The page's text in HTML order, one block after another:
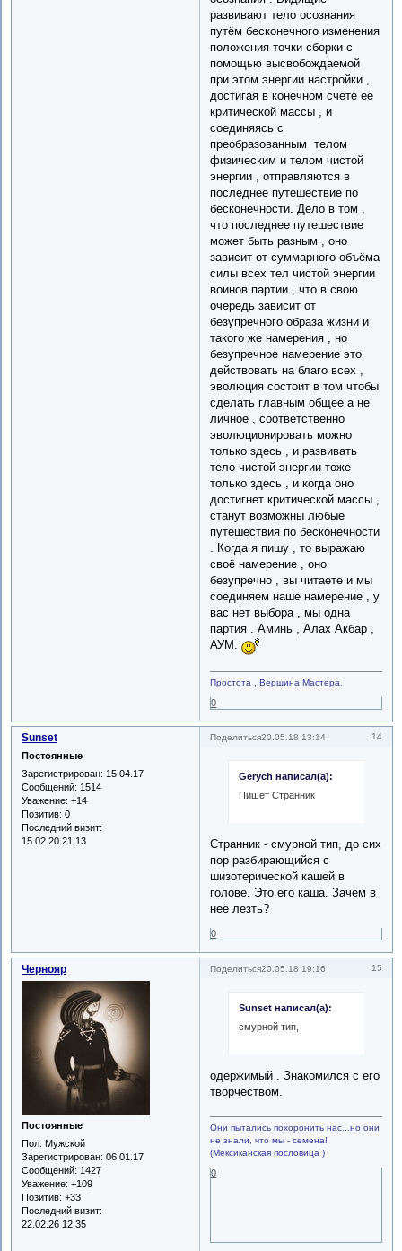
развивают тело осознания
путём бесконечного изменения
положения точки сборки с
помощью высвобождаемой
при этом энергии настройки ,
достигая в конечном счёте её
критической массы , и
соединяясь с
преобразованным телом
физическим и телом чистой
энергии , отправляются в
последнее путешествие по
бесконечности. Дело в том ,
что последнее путешествие
может быть разным , оно
зависит от суммарного объёма
силы всех тел чистой энергии
воинов партии , что в свою
очередь зависит от
безупречного образа жизни и
такого же намерения , но
безупречное намерение это
действовать на благо всех ,
эволюция состоит в том чтобы
сделать главным общее а не
личное , соответственно
эволюционировать можно
только здесь , и развивать
тело чистой энергии тоже
только здесь , и когда оно
достигнет критической массы ,
станут возможны любые
путешествия по бесконечности
. Когда я пишу , то выражаю
своё намерение , оно
безупречно , вы читаете и мы
соединяем наше намерение , у
вас нет выбора , мы одна
партия . Аминь , Алах Акбар ,
АУМ.
Простота , Вершина Мастера.
0
Поделиться 14
20.05.18 13:14
Sunset
Постоянные
Зарегистрирован: 15.04.17
Сообщений: 1514
Уважение: +14
Позитив: 0
Последний визит:
15.02.20 21:13
Gerych написал(а):
Пишет Странник
Странник - смурной тип, до сих
пор разбирающийся с
шизотерической кашей в
голове. Это его каша. Зачем в
неё лезть?
0
Поделиться 15
20.05.18 19:16
Чернояр
Постоянные
Пол: Мужской
Зарегистрирован: 06.01.17
Сообщений: 1427
Уважение: +109
Позитив: +33
Последний визит:
22.02.26 12:35
Sunset написал(а):
смурной тип,
одержимый . Знакомился с его
творчеством.
Они пытались похоронить нас...но они
не знали, что мы - семена!
(Мексиканская пословица )
0